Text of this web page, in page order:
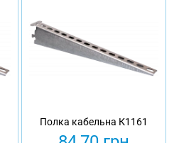
Полка кабельна К1161